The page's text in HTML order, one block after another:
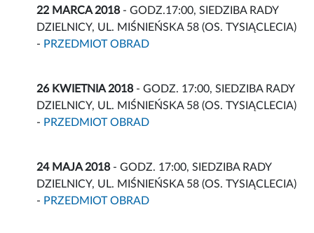
22 MARCA 2018- GODZ.17:00, SIEDZIBA RADY
DZIELNICY, UL. MIŚNIEŃSKA 58 (OS. TYSIĄCLECIA)
- PRZEDMIOT OBRAD
26 KWIETNIA 2018- GODZ. 17:00, SIEDZIBA RADY
DZIELNICY, UL. MIŚNIEŃSKA 58 (OS. TYSIĄCLECIA)
- PRZEDMIOT OBRAD
24 MAJA 2018- GODZ. 17:00, SIEDZIBA RADY
DZIELNICY, UL. MIŚNIEŃSKA 58 (OS. TYSIĄCLECIA)
- PRZEDMIOT OBRAD